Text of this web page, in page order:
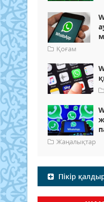
Қоғам
Жаңалықтар
Пікір